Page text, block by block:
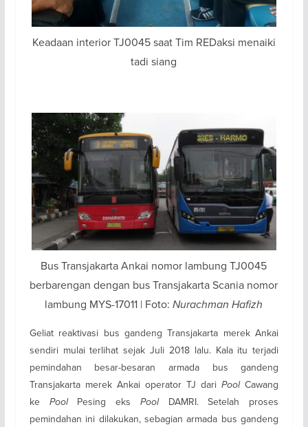
Keadaan interior TJ0045 saat Tim REDaksi menaiki
tadi siang
Bus Transjakarta Ankai nomor lambung TJ0045
berbarengan dengan bus Transjakarta Scania nomor
lambung MYS-17011 | Foto:Nurachman Hafizh
Geliat reaktivasi bus gandeng Transjakarta merek Ankai
sendiri mulai terlihat sejak Juli 2018 lalu. Kala itu terjadi
pemindahan besar-besaran armada bus gandeng
Transjakarta merek Ankai operator TJ dariPoolCawang
ke Pool Pesing eks Pool DAMRI. Setelah proses
pemindahan ini dilakukan, sebagian armada bus gandeng